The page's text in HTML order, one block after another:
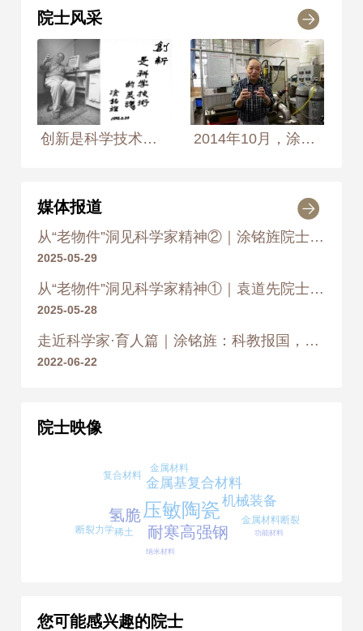
讲师
1953
1953年
北京钢铁学院 金属材料系 硕士
1958
在西安大学工作，担任教研室主任,
院士风采
创新是科学技术的灵魂 1998年8月20日，摄于成都四川大学高新技术研究院炉氢合金实验室 摄影师：侯艺兵 2014年10月，涂铭旌在四川大学实验室
媒体报道
从“老物件”洞见科学家精神②｜涂铭旌院士的“涂氏PPT”
2025-05-29
从“老物件”洞见科学家精神①｜袁道先院士的“地质宝贝”
2025-05-28
走近科学家·育人篇｜涂铭旌：科教报国，精勤育人
2022-06-22
院士映像
压敏陶瓷
耐寒高强钢
氢脆
机械装备
金属基复合材料
金属材料断裂
稀土
金属材料
复合材料
断裂力学
纳米材料
功能材料
您可能感兴趣的院士